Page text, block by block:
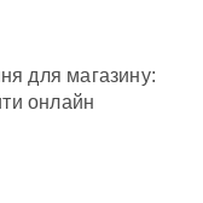
для магазину:
онлайн